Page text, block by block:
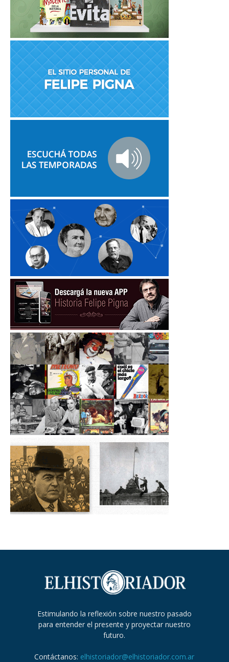
Estimulando la reflexión sobre nuestro pasado
para entender el presente y proyectar nuestro
futuro.
Contáctanos: elhistoriador@elhistoriador.com.ar